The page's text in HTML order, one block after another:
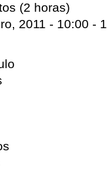
(2 horas)
2011 - 10:00 -